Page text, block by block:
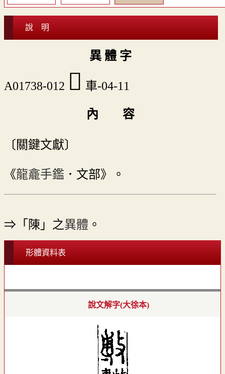
說 明
異 體 字
A01738-012 𨊴 車-04-11
內 容
〔關鍵文獻〕
《龍龕手鑑 ．文部》。
⇒「陳」之異體 。
形體資料表
說文解字(大徐本)